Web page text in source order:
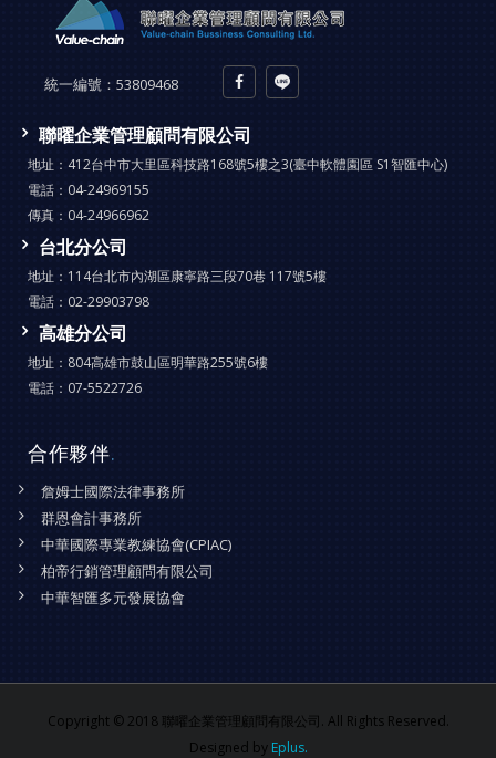
統一編號： 53809468
聯曜企業管理顧問有限公司
地址： 412台中市大里區科技路168號5樓之3(臺中軟體園區 S1智匯中心)
電話： 04-24969155
傳真： 04-24966962
台北分公司
地址： 114台北市內湖區康寧路三段70巷 117號5樓
電話： 02-29903798
高雄分公司
地址： 804高雄市鼓山區明華路255號6樓
電話： 07-5522726
合作夥伴.
詹姆士國際法律事務所
群恩會計事務所
中華國際專業教練協會(CPIAC)
柏帝行銷管理顧問有限公司
中華智匯多元發展協會
Copyright © 2018 聯曜企業管理顧問有限公司. All Rights Reserved.
Designed by Eplus.